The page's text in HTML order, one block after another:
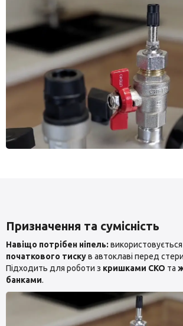
Призначення та сумісність
Навіщо потрібен ніпель:
початкового тискув автоклаві перед
Підходить для роботи з кришками СКО та
банками.